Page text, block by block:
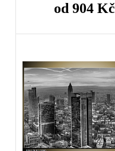
od 904 Kč